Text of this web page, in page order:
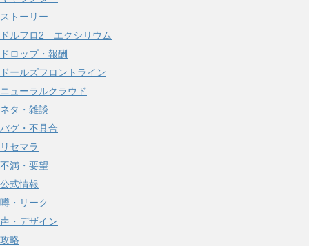
ストーリー
ドルフロ2 エクシリウム
ドロップ・報酬
ドールズフロントライン
ニューラルクラウド
ネタ・雑談
バグ・不具合
リセマラ
不満・要望
公式情報
噂・リーク
声・デザイン
攻略